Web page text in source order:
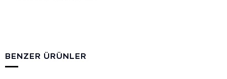
BENZER ÜRÜNLER